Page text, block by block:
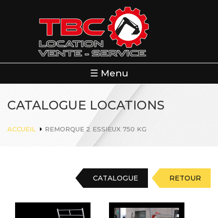
☰ Menu
CATALOGUE LOCATIONS
ACCUEIL REMORQUE 2 ESSIEUX 750 KG
CATALOGUE RETOUR